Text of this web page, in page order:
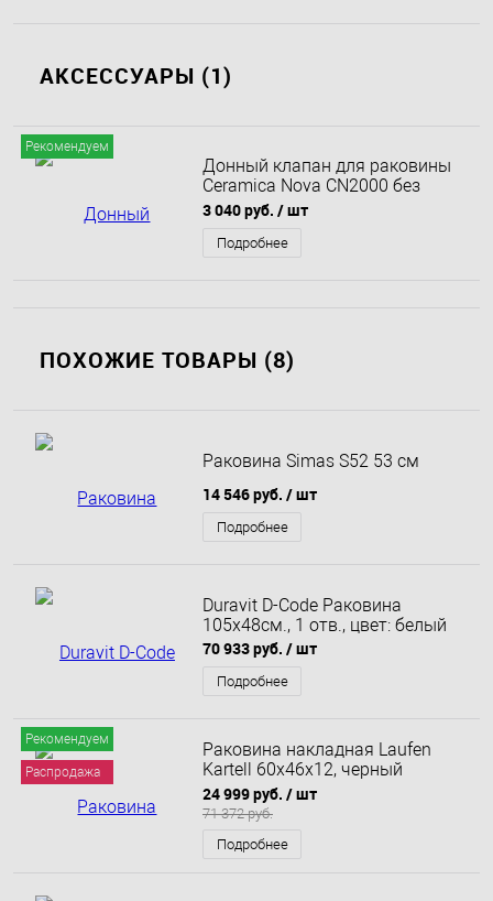
АКСЕССУАРЫ (1)
Рекомендуем
Донный клапан для раковины
Ceramica Nova CN2000 без
перелива белый
3 040 руб. / шт
Подробнее
ПОХОЖИЕ ТОВАРЫ (8)
Раковина Simas S52 53 см
14 546 руб. / шт
Подробнее
Duravit D-Code Раковина
105х48см., 1 отв., цвет: белый
70 933 руб. / шт
Подробнее
Рекомендуем
Распродажа
Раковина накладная Laufen
Kartell 60x46x12, черный
матовый 8.1033.5.716.112.1
24 999 руб. / шт
71 372 руб.
Подробнее